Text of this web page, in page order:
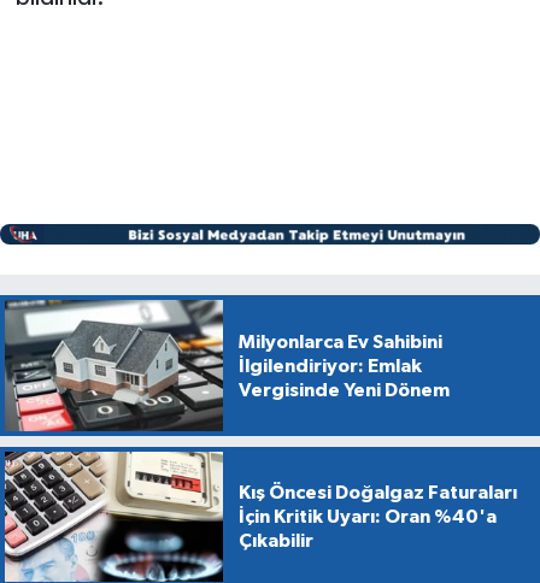
Milyonlarca Ev Sahibini
İlgilendiriyor: Emlak
Vergisinde Yeni Dönem
Kış Öncesi Doğalgaz Faturaları
İçin Kritik Uyarı: Oran %40'a
Çıkabilir